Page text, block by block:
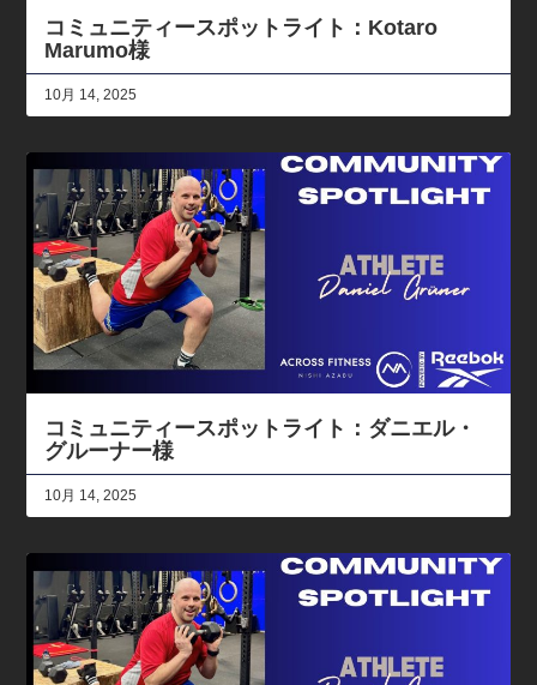
コミュニティースポットライト：Kotaro
Marumo様
10月 14, 2025
コミュニティースポットライト：ダニエル・
グルーナー様
10月 14, 2025